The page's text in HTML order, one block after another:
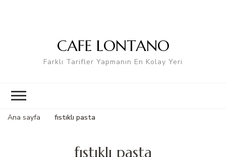
CAFE LONTANO
Farklı Tarifler Yapmanın En Kolay Yeri
Ana sayfa fıstıklı pasta
fıstıklı pasta